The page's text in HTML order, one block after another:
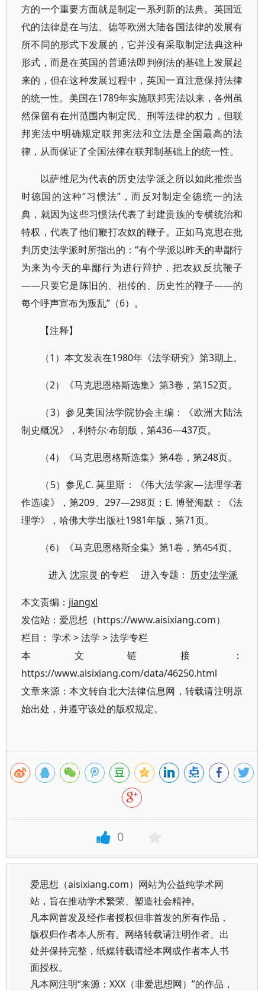
方的一个重要方面就是制定一系列新的法典。英国近
代的法律是在与法、德等欧洲大陆各国法律的发展有
所不同的形式下发展的，它并没有采取制定法典这种
形式，而是在英国的普通法即判例法的基础上发展起
来的，但在这种发展过程中，英国一直注意保持法律
的统一性。美国在1789年实施联邦宪法以来，各州虽
然保留有在州范围内制定民、刑等法律的权力，但联
邦宪法中明确规定联邦宪法和立法是全国最高的法
律，从而保证了全国法律在联邦制基础上的统一性。
以萨维尼为代表的历史法学派之所以如此推崇当
时德国的这种“习惯法”，而反对制定全德统一的法
典，就因为这些习惯法代表了封建贵族的专横统治和
特权，代表了他们鞭打农奴的鞭子。正如马克思在批
判历史法学派时所指出的：“有个学派以昨天的卑鄙行
为来为今天的卑鄙行为进行辩护，把农奴反抗鞭子
——只要它是陈旧的、祖传的、历史性的鞭子——的
每个呼声宣布为叛乱”（6）。
【注释】
（1）本文发表在1980年《法学研究》第3期上。
（2）《马克思恩格斯选集》第3卷，第152页。
（3）参见美国法学院协会主编：《欧洲大陆法
制史概况》，利特尔·布朗版，第436—437页。
（4）《马克思恩格斯选集》第4卷，第248页。
（5）参见C. 莫里斯：《伟大法学家—法理学著
作选读》，第209、297—298页；E. 博登海默：《法
理学》，哈佛大学出版社1981年版，第71页。
（6）《马克思恩格斯全集》第1卷，第454页。
进入沈宗灵 的专栏 进入专题： 历史法学派
本文责编： jiangxl
发信站：爱思想（https://www.aisixiang.com）
栏目： 学术>法学 >法学专栏
本文链接：
https://www.aisixiang.com/data/46250.html
文章来源：本文转自北大法律信息网，转载请注明原
始出处，并遵守该处的版权规定。
0
爱思想（aisixiang.com）网站为公益纯学术网
站，旨在推动学术繁荣、塑造社会精神。
凡本网首发及经作者授权但非首发的所有作品，
版权归作者本人所有。网络转载请注明作者、出
处并保持完整，纸媒转载请经本网或作者本人书
面授权。
凡本网注明“来源：XXX（非爱思想网）”的作品，